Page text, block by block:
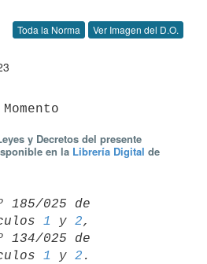
Toda la Norma Ver Imagen del D.O.
y Decretos del presente
en la Librería Digital de
1 y 2,
1 y 2